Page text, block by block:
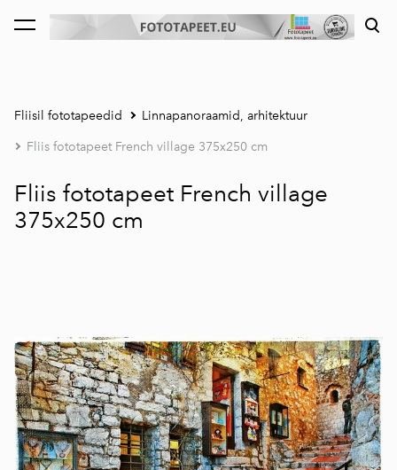
lisati ostukorvi. Vaata ostukorvi
Fliisil fototapeedid Linnapanoraamid, arhitektuur
Fliis fototapeet French village 375x250 cm
Fliis fototapeet French village
375x250 cm